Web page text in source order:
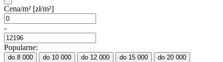
Cena/m² [zł/m²]
-
Popularne:
do 8 000 do 10 000 do 12 000 do 15 000 do 20 000